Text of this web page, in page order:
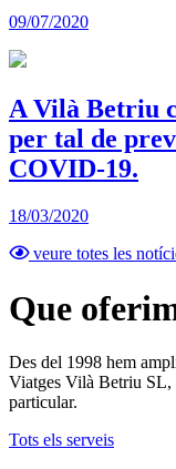
09/07/2020
A Vilà Betriu
per tal de
COVID-19.
18/03/2020
veure totes les
Que
Des del 1998 hem
Viatges Vilà Betriu SL,
particular.
Tots els serveis